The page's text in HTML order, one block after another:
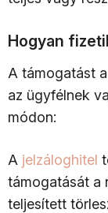
Hogyan
A támogatást
az ügyfélnek
módon:
A jelzáloghitel
támogatását a
teljesített